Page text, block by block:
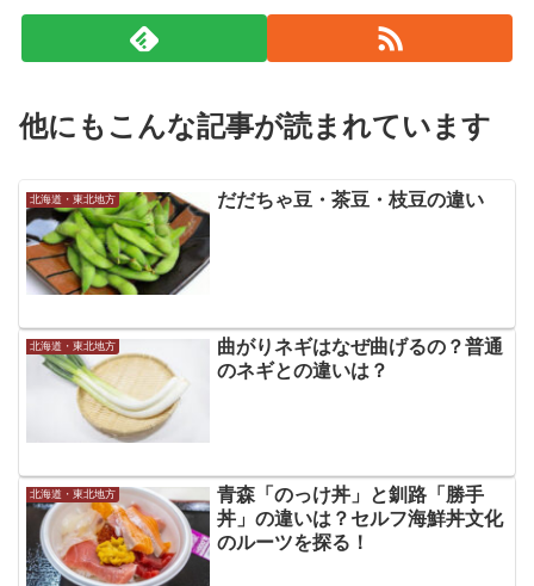
他にもこんな記事が読まれています
北海道・東北地方 だだちゃ豆・茶豆・枝豆の違い
北海道・東北地方
曲がりネギはなぜ曲げるの？普通
のネギとの違いは？
北海道・東北地方
青森「のっけ丼」と釧路「勝手
丼」の違いは？セルフ海鮮丼文化
のルーツを探る！